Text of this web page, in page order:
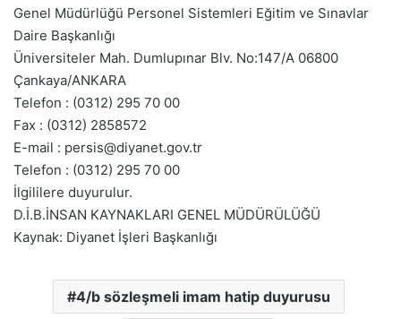
Genel Müdürlüğü Personel Sistemleri Eğitim ve Sınavlar
Daire Başkanlığı
Üniversiteler Mah. Dumlupınar Blv. No:147/A 06800
Çankaya/ANKARA
Telefon : (0312) 295 70 00
Fax : (0312) 2858572
E-mail : persis@diyanet.gov.tr
Telefon : (0312) 295 70 00
İlgililere duyurulur.
D.İ.B.İNSAN KAYNAKLARI GENEL MÜDÜRÜLÜĞÜ
Kaynak: Diyanet İşleri Başkanlığı
4/b sözleşmeli imam hatip duyurusu